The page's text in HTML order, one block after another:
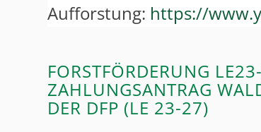
Aufforstung: https://
FORSTFÖRDERUNG
ZAHLUNGSANTRAG
ER DFP (LE 23-27)